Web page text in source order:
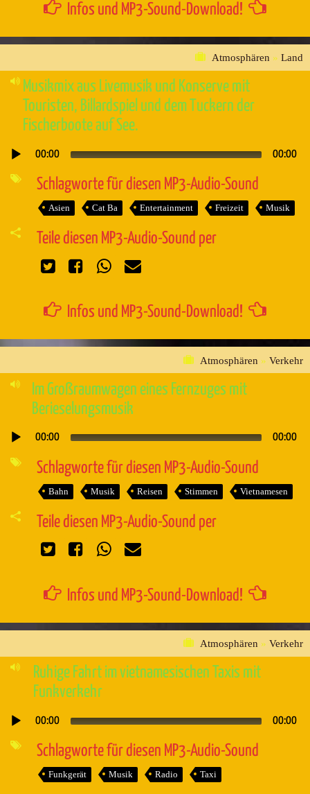
Infos und MP3-Sound-Download!
Atmosphären » Land
Musikmix aus Livemusik und Konserve mit
Touristen, Billardspiel und dem Tuckern der
Fischerboote auf See.
Audio-
00:00 00:00
Schlagworte für diesen MP3-Audio-Sound
Asien Cat Ba Entertainment Freizeit Musik
Teile diesen MP3-Audio-Sound per
Infos und MP3-Sound-Download!
Atmosphären » Verkehr
Im Großraumwagen eines Fernzuges mit
Berieselungsmusik
Audio-
00:00 00:00
Schlagworte für diesen MP3-Audio-Sound
Bahn Musik Reisen Stimmen Vietnamesen
Teile diesen MP3-Audio-Sound per
Infos und MP3-Sound-Download!
Atmosphären » Verkehr
Ruhige Fahrt im vietnamesischen Taxis mit
Funkverkehr
Audio-
00:00 00:00
Schlagworte für diesen MP3-Audio-Sound
Funkgerät Musik Radio Taxi